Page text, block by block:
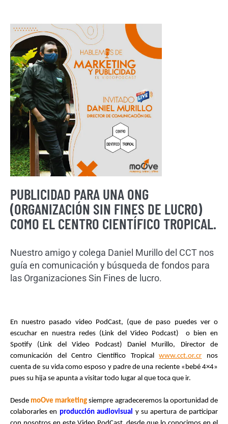
PUBLICIDAD PARA UNA ONG
(ORGANIZACIÓN SIN FINES DE LUCRO)
COMO EL CENTRO CIENTÍFICO TROPICAL.
Nuestro amigo y colega Daniel Murillo del CCT nos
guía en comunicación y búsqueda de fondos para
las Organizaciones Sin Fines de lucro.
En nuestro pasado video PodCast, (que de paso puedes ver o
escuchar en nuestra redes (Link del Video Podcast)  o bien en
Spotify (Link del Video Podcast) Daniel Murillo, Director de
comunicación del Centro Científico Tropical www.cct.or.cr nos
cuenta de su vida como esposo y padre de una reciente «bebé 4×4»
pues su hija se apunta a visitar todo lugar al que toca que ir.
Desde moOve marketing siempre agradeceremos la oportunidad de
colaborarles en producción audiovisual y su apertura de participar